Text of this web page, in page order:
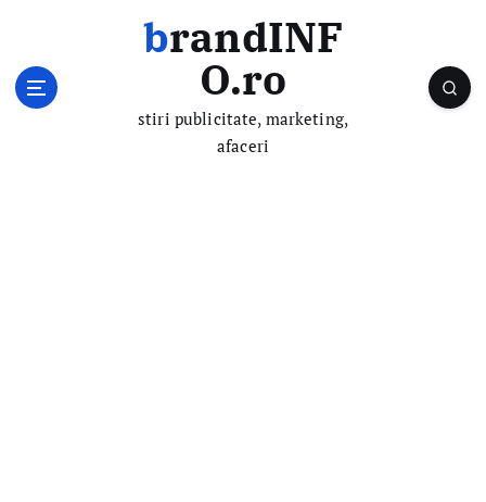
brandINF
O.ro
stiri publicitate, marketing,
afaceri